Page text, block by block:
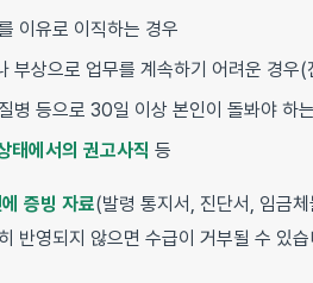
이유로 이직하는 경우
부상으로 업무를 계속하기 어려운 경우(
병 등으로 30일 이상 본인이 돌봐야 하
태에서의 권고사직 등
증빙 자료(발령 통지서, 진단서, 임금
반영되지 않으면 수급이 거부될 수 있습